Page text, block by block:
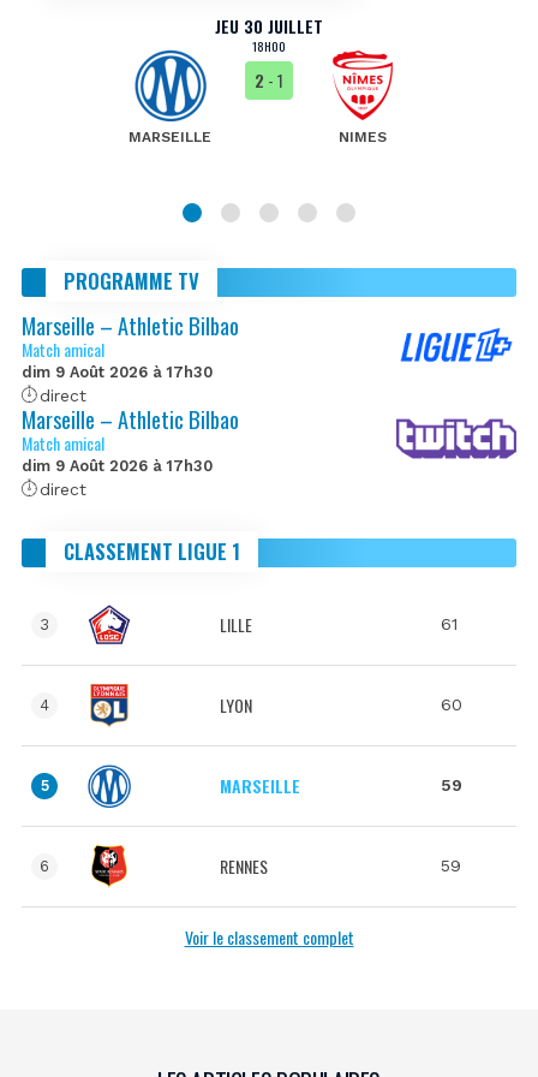
JEU 30 JUILLET
18H00
MARSEILLE
2 - 1
NIMES
PROGRAMME TV
Marseille – Athletic Bilbao
Match amical
dim 9 Août 2026 à 17h30
direct
Marseille – Athletic Bilbao
Match amical
dim 9 Août 2026 à 17h30
direct
CLASSEMENT LIGUE 1
3 LILLE 61
4 LYON 60
5 MARSEILLE 59
6 RENNES 59
Voir le classement complet